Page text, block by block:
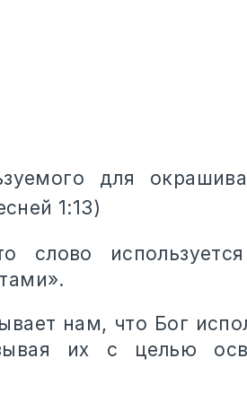
для
1:13)
слово
нам, что Бог
их с целью